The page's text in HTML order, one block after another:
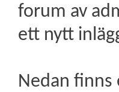
forum av
ett nytt
Nedan finns